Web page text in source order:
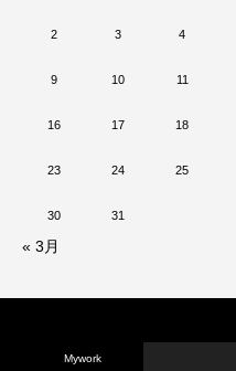
2 3 4
9 10 11
16 17 18
23 24 25
30 31
« 3月
Mywork